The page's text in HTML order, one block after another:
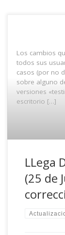
Los cambios
todos sus
casos (por no
sobre alguno
versiones
escritorio […]
LLega
(25 de